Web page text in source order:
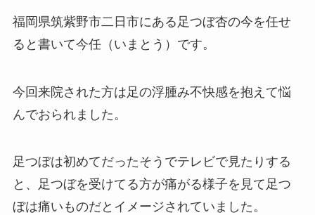
福岡県筑紫野市二日市にある足つぼ杏の今を任せ
ると書いて今任（いまとう）です。
今回来院された方は足の浮腫み不快感を抱えて悩
んでおられました。
足つぼは初めてだったそうでテレビで見たりする
と、足つぼを受けてる方が痛がる様子を見て足つ
ぼは痛いものだとイメージされていました。